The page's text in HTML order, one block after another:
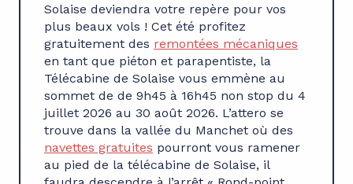
Solaise deviendra votre repère pour vos
plus beaux vols ! Cet été profitez
gratuitement des remontées mécaniques
en tant que piéton et parapentiste, la
Télécabine de Solaise vous emmène au
sommet de de 9h45 à 16h45 non stop du 4
juillet 2026 au 30 août 2026. L’attero se
trouve dans la vallée du Manchet où des
navettes gratuites pourront vous ramener
au pied de la télécabine de Solaise, il